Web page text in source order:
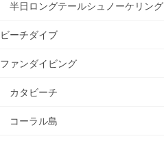
半日ロングテールシュノーケリング
ビーチダイブ
ファンダイビング
カタビーチ
コーラル島